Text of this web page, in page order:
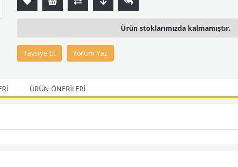
Ürün stoklarımızda kalmamıştır.
Tavsiye Et Yorum Yaz
ÜRÜN ÖNERILERI